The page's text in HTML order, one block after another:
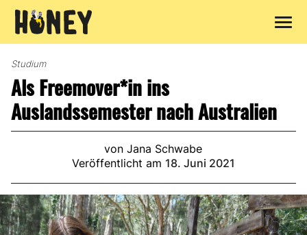
Inhalt
Studium
Als Freemover*in ins
Auslandssemester nach Australien
von Jana Schwabe
Veröffentlicht am 18. Juni 2021